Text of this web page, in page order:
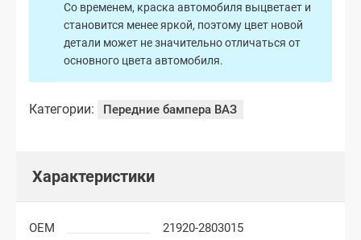
Со временем, краска автомобиля выцветает и
становится менее яркой, поэтому цвет новой
детали может не значительно отличаться от
основного цвета автомобиля.
Категории: Передние бампера ВАЗ
Характеристики
OEM
21920-2803015